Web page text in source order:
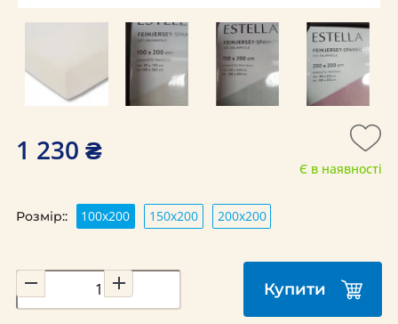
1 230 ₴
Є в наявності
Розмір:: 100х200 150х200 200х200
Купити